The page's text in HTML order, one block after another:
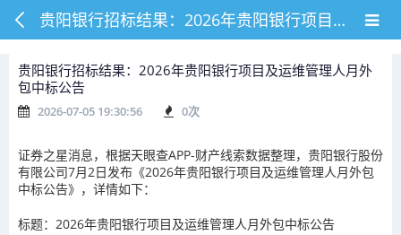
贵阳银行招标结果：2026年贵阳银行项目及运维管理人月外包中标公告
贵阳银行招标结果：2026年贵阳银行项目及运维管理人月外
包中标公告
2026-07-05 19:30:56 0次
证券之星消息，根据天眼查APP-财产线索数据整理，贵阳银行股份
有限公司7月2日发布《2026年贵阳银行项目及运维管理人月外包
中标公告》，详情如下：
标题：2026年贵阳银行项目及运维管理人月外包中标公告